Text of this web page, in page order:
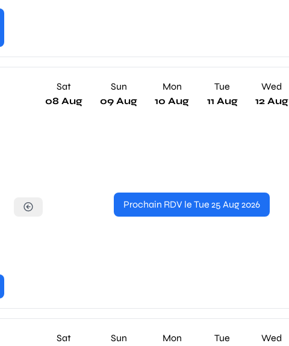
Sat
08 Aug
Sun
09 Aug
Mon
10 Aug
Tue
11 Aug
Wed
12 Aug
Prochain RDV le Tue 25 Aug 2026
Sat
Sun
Mon
Tue
Wed